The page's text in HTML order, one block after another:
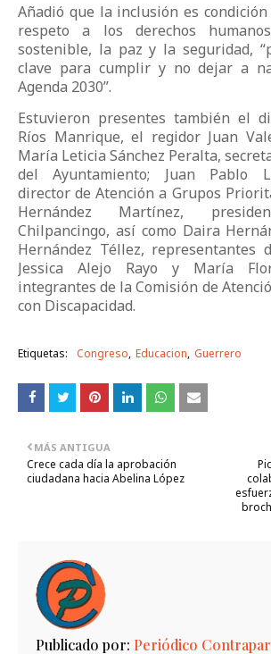
Añadió que la inclusión es
respeto a los derechos
sostenible, la paz y la seguridad,
clave para cumplir y no dejar a
Agenda 2030”.
Estuvieron presentes también el
Ríos Manrique, el regidor Juan
María Leticia Sánchez Peralta,
del Ayuntamiento; Juan Pablo
director de Atención a Grupos
Hernández Martínez,
Chilpancingo, así como Daira
Hernández Téllez, representantes
Jessica Alejo Rayo y María
integrantes de la Comisión de
con Discapacidad.
Etiquetas: Congreso Educacion Guerrero
MÁS ANTIGUA
Crece cada día la aprobación
ciudadana hacia Abelina López
Publicado por: Periódico